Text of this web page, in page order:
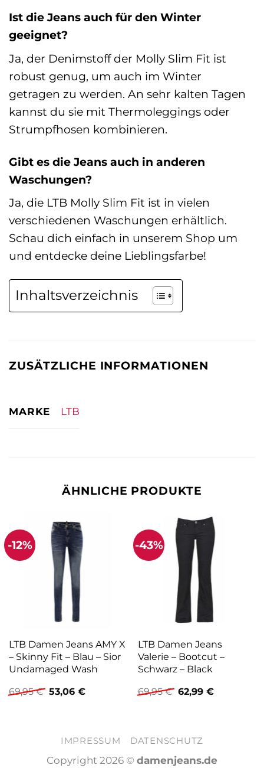
Ist die Jeans auch für den Winter
geeignet?
Ja, der Denimstoff der Molly Slim Fit ist
robust genug, um auch im Winter
getragen zu werden. An sehr kalten Tagen
kannst du sie mit Thermoleggings oder
Strumpfhosen kombinieren.
Gibt es die Jeans auch in anderen
Waschungen?
Ja, die LTB Molly Slim Fit ist in vielen
verschiedenen Waschungen erhältlich.
Schau dich einfach in unserem Shop um
und entdecke deine Lieblingsfarbe!
Inhaltsverzeichnis
ZUSÄTZLICHE INFORMATIONEN
MARKE LTB
ÄHNLICHE PRODUKTE
-12%
LTB Damen Jeans AMY X
– Skinny Fit – Blau – Sior
Undamaged Wash
69,95€ Ursprünglicher
Preis
53,06 €Aktueller
-43%
LTB Damen Jeans
Valerie – Bootcut –
Schwarz – Black
69,95€ Ursprünglicher
Preis
62,99 €Aktueller
IMPRESSUM DATENSCHUTZ
Copyright 2026 © damenjeans.de